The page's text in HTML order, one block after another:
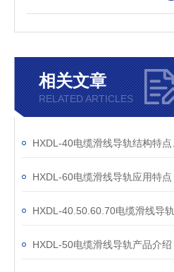
相关文章
RELATED ARTICLES
HXDL-60电缆滑线导轨应用特点
HXDL-50电缆滑线导轨产品介绍